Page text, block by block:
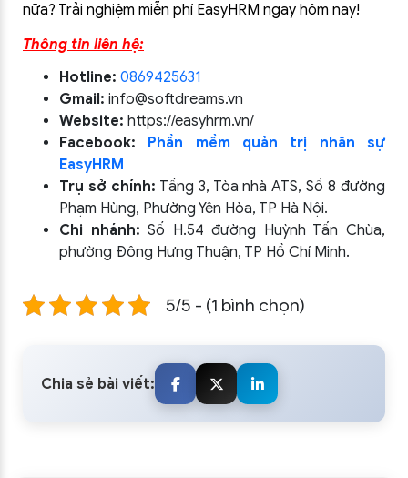
nữa? Trải nghiệm miễn phí EasyHRM ngay hôm nay!
Thông tin liên hệ:
Hotline: 0869425631
Gmail: info@softdreams.vn
Website: https://easyhrm.vn/
Facebook: Phần mềm quản trị nhân sự
EasyHRM
Trụ sở chính: Tầng 3, Tòa nhà ATS, Số 8 đường
Phạm Hùng, Phường Yên Hòa, TP Hà Nội.
Chi nhánh: Số H.54 đường Huỳnh Tấn Chùa,
phường Đông Hưng Thuận, TP Hồ Chí Minh.
5/5 - (1 bình chọn)
Chia sẻ bài viết: